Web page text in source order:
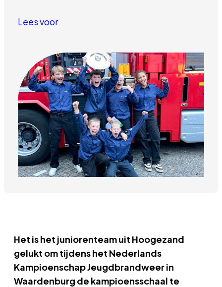
Lees voor
Het is het juniorenteam uit Hoogezand
gelukt om tijdens het Nederlands
Kampioenschap Jeugdbrandweer in
Waardenburg de kampioensschaal te